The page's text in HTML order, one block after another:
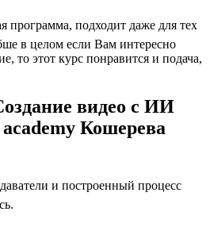
программа, подходит даже для тех
в целом если Вам интересно
то этот курс понравится и подача,
видео с ИИ
academy Кошерева
и построенный процесс